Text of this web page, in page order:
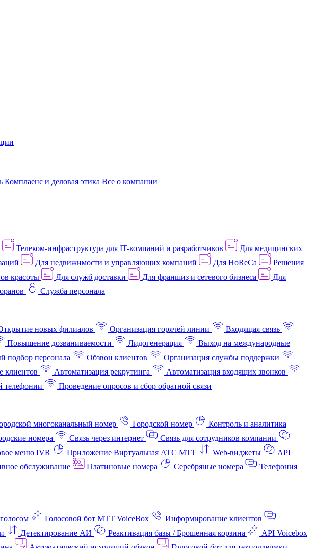
Комплаенс и деловая этика Все о компании
Телеком-инфраструктура для IT-компаний и разработчиков
Для медицинских
Для недвижимости и управляющих компаний Для HoReCa
Решения
красоты Для служб доставки Для франшиз и сетевого бизнеса
Для
Служба персонала
новых филиалов Организация горячей линии
Входящая связь
Повышение дозваниваемости Лидогенерация
Выход на международные
подбор персонала Обзвон клиентов
Организация службы поддержки
клиентов Автоматизация рекрутинга
Автоматизация входящих звонков
телефонии
Проведение опросов и сбор обратной связи
многоканальный номер Городской номер
Контроль и аналитика
номера Связь через интернет
Связь для сотрудников компании
меню IVR Приложение Виртуальная АТС МТТ Web-виджеты
API
обслуживание Платиновые номера Серебряные номера
Телефония
Голосовой бот МТТ VoiceBox
Информирование клиентов
Детектирование АИ Реактивация базы / Брошенная корзина
API Voicebox